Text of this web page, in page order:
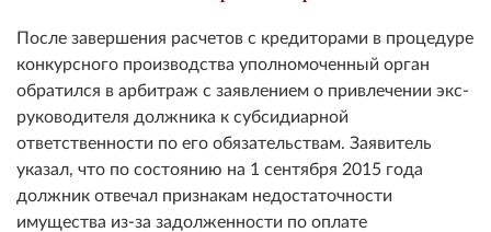
После завершения расчетов с кредиторами в процедуре
конкурсного производства уполномоченный орган
обратился в арбитраж с заявлением о привлечении экс-
руководителя должника к субсидиарной
ответственности по его обязательствам. Заявитель
указал, что по состоянию на 1 сентября 2015 года
должник отвечал признакам недостаточности
имущества из-за задолженности по оплате